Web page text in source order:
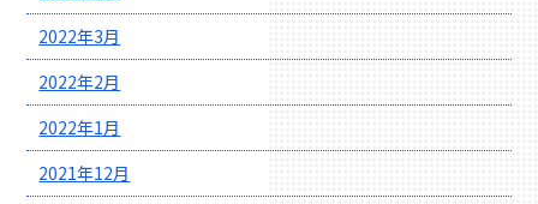
2022年3月
2022年2月
2022年1月
2021年12月